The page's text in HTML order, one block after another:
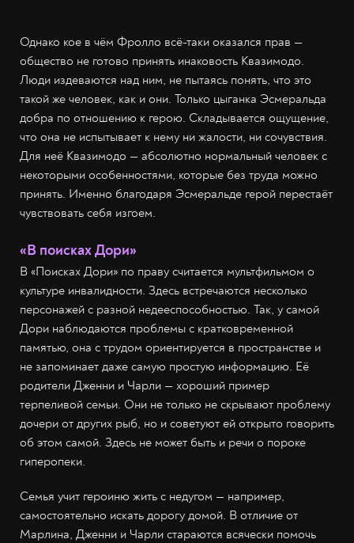
Однако кое в чём Фролло всё-таки оказался прав —
общество не готово принять инаковость Квазимодо.
Люди издеваются над ним, не пытаясь понять, что это
такой же человек, как и они. Только цыганка Эсмеральда
добра по отношению к герою. Складывается ощущение,
что она не испытывает к нему ни жалости, ни сочувствия.
Для неё Квазимодо — абсолютно нормальный человек с
некоторыми особенностями, которые без труда можно
принять. Именно благодаря Эсмеральде герой перестаёт
чувствовать себя изгоем.
«В поисках Дори»
В «Поисках Дори» по праву считается мультфильмом о
культуре инвалидности. Здесь встречаются несколько
персонажей с разной недееспособностью. Так, у самой
Дори наблюдаются проблемы с кратковременной
памятью, она с трудом ориентируется в пространстве и
не запоминает даже самую простую информацию. Её
родители Дженни и Чарли — хороший пример
терпеливой семьи. Они не только не скрывают проблему
дочери от других рыб, но и советуют ей открыто говорить
об этом самой. Здесь не может быть и речи о пороке
гиперопеки.
Семья учит героиню жить с недугом — например,
самостоятельно искать дорогу домой. В отличие от
Марлина, Дженни и Чарли стараются всячески помочь